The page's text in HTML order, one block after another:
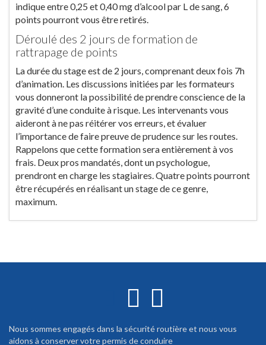
indique entre 0,25 et 0,40 mg d’alcool par L de sang, 6
points pourront vous être retirés.
Déroulé des 2 jours de formation de
rattrapage de points
La durée du stage est de 2 jours, comprenant deux fois 7h
d’animation. Les discussions initiées par les formateurs
vous donneront la possibilité de prendre conscience de la
gravité d’une conduite à risque. Les intervenants vous
aideront à ne pas réitérer vos erreurs, et évaluer
l’importance de faire preuve de prudence sur les routes.
Rappelons que cette formation sera entièrement à vos
frais. Deux pros mandatés, dont un psychologue,
prendront en charge les stagiaires. Quatre points pourront
être récupérés en réalisant un stage de ce genre,
maximum.
Nous sommes engagés dans la sécurité routière et nous vous
aidons à conserver votre permis de conduire